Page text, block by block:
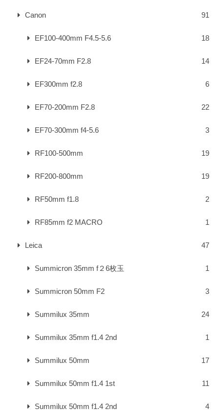
Canon 91
EF100-400mm F4.5-5.6 18
EF24-70mm F2.8 14
EF300mm f2.8 6
EF70-200mm F2.8 22
EF70-300mm f4-5.6 3
RF100-500mm 19
RF200-800mm 19
RF50mm f1.8 2
RF85mm f2 MACRO 1
Leica 47
Summicron 35mm f２6枚玉 1
Summicron 50mm F2 3
Summilux 35mm 24
Summilux 35mm f1.4 2nd 1
Summilux 50mm 17
Summilux 50mm f1.4 1st 11
Summilux 50mm f1.4 2nd 4